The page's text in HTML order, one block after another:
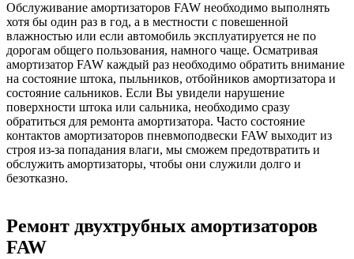
Обслуживание амортизаторов FAW необходимо выполнять
хотя бы один раз в год, а в местности с повешенной
влажностью или если автомобиль эксплуатируется не по
дорогам общего пользования, намного чаще. Осматривая
амортизатор FAW каждый раз необходимо обратить внимание
на состояние штока, пыльников, отбойников амортизатора и
состояние сальников. Если Вы увидели нарушение
поверхности штока или сальника, необходимо сразу
обратиться для ремонта амортизатора. Часто состояние
контактов амортизаторов пневмоподвески FAW выходит из
строя из-за попадания влаги, мы сможем предотвратить и
обслужить амортизаторы, чтобы они служили долго и
безотказно.
Ремонт двухтрубных амортизаторов
FAW